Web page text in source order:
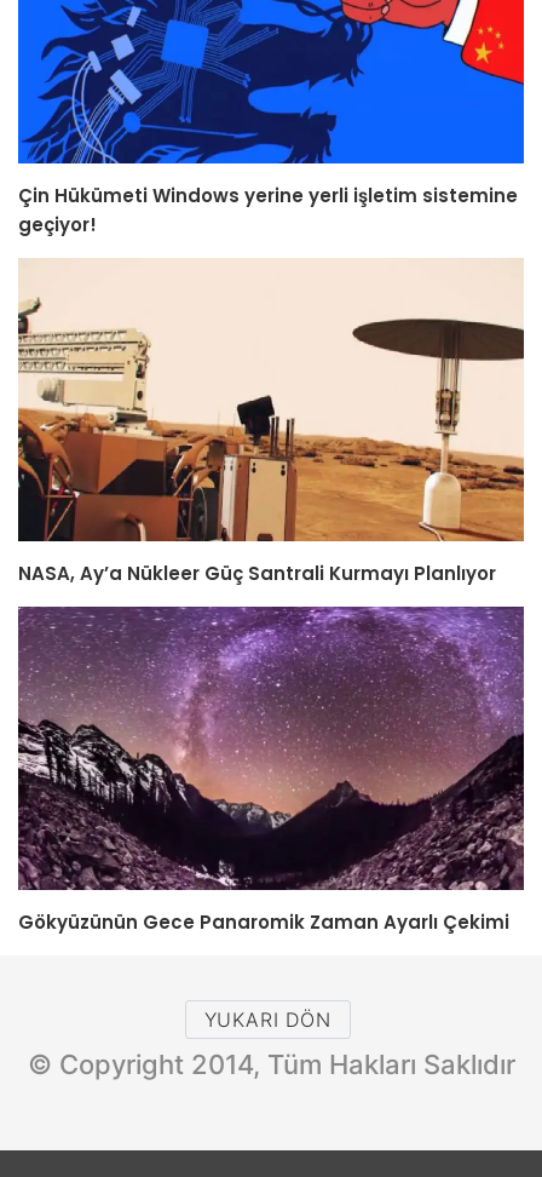
Çin Hükümeti Windows yerine yerli işletim sistemine
geçiyor!
NASA, Ay’a Nükleer Güç Santrali Kurmayı Planlıyor
Gökyüzünün Gece Panaromik Zaman Ayarlı Çekimi
YUKARI DÖN
© Copyright 2014, Tüm Hakları Saklıdır